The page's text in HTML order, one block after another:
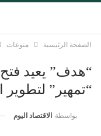
الصفحة الرئيسية منوعات
“هدف” يعيد
“تمهير” لتطوير
بواسطة الاقتصاد اليوم